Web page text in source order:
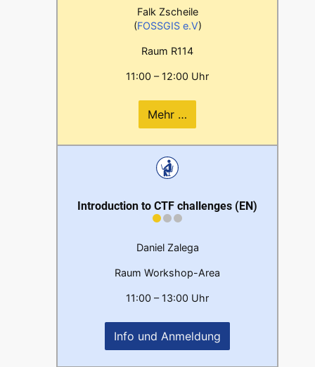
Falk Zscheile
(FOSSGIS e.V)
Raum R114
11:00 – 12:00 Uhr
Mehr …
Introduction to CTF challenges (EN)
Daniel Zalega
Raum Workshop-Area
11:00 – 13:00 Uhr
Info und Anmeldung